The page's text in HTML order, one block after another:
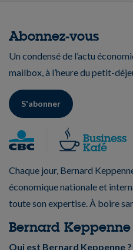
Abonnez-vous
Un condensé de l’actu
mailbox, à l’heure du petit-
S'abonner
Chaque jour, Bernard
économique nationale et
toute son expertise. À boire
Bernard Keppenne
Qui est Bernard Keppenne ?